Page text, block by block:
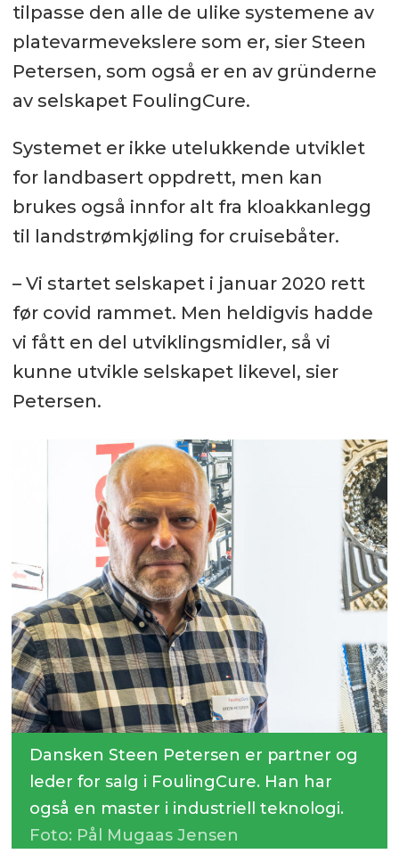
tilpasse den alle de ulike systemene av
platevarmevekslere som er, sier Steen
Petersen, som også er en av gründerne
av selskapet FoulingCure.
Systemet er ikke utelukkende utviklet
for landbasert oppdrett, men kan
brukes også innfor alt fra kloakkanlegg
til landstrømkjøling for cruisebåter.
– Vi startet selskapet i januar 2020 rett
før covid rammet. Men heldigvis hadde
vi fått en del utviklingsmidler, så vi
kunne utvikle selskapet likevel, sier
Petersen.
Dansken Steen Petersen er partner og
leder for salg i FoulingCure. Han har
også en master i industriell teknologi.
Foto: Pål Mugaas Jensen